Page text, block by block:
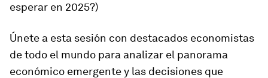
esperar en 2025?)
Únete a esta sesión con destacados economistas
de todo el mundo para analizar el panorama
económico emergente y las decisiones que